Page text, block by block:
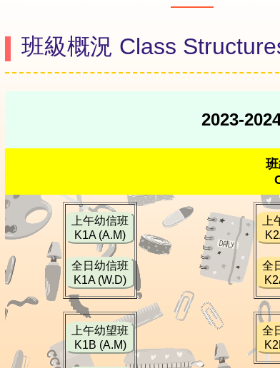
班級概況 Class
2023-
上午幼信班
K1A (A.M)
全日幼信班
K1A (W.D)
上午幼望班
K1B (A.M)
上
全
全